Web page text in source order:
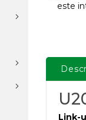
este
Link-